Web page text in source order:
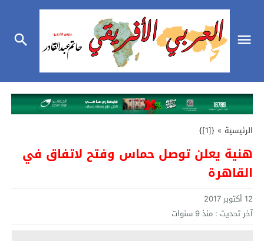
الرئيسية »
{[1]}
هنية يعلن توصل حماس وفتح لاتفاق في
القاهرة
12 أكتوبر 2017
آخر تحديث : منذ 9 سنوات